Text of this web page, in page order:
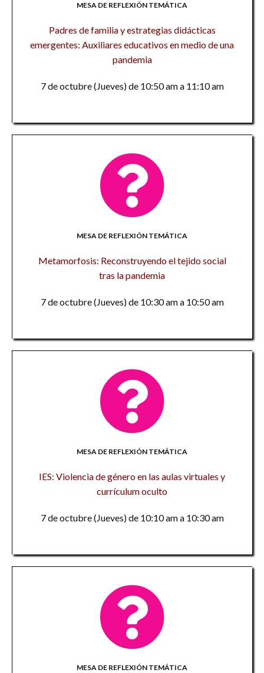
MESA DE REFLEXIÓN TEMÁTICA
Padres de familia y estrategias didácticas
emergentes: Auxiliares educativos en medio de una
pandemia
7 de octubre (Jueves) de 10:50 am a 11:10 am
MESA DE REFLEXIÓN TEMÁTICA
Metamorfosis: Reconstruyendo el tejido social
tras la pandemia
7 de octubre (Jueves) de 10:30 am a 10:50 am
MESA DE REFLEXIÓN TEMÁTICA
IES: Violencia de género en las aulas virtuales y
currículum oculto
7 de octubre (Jueves) de 10:10 am a 10:30 am
MESA DE REFLEXIÓN TEMÁTICA